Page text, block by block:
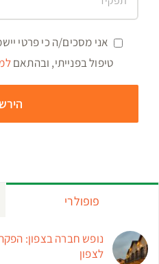
אני מסכים/ה כי פרטי
טיפול בפנייתי, ובהתאם
פופולרי
נופש חברה בצפון:
לצפון